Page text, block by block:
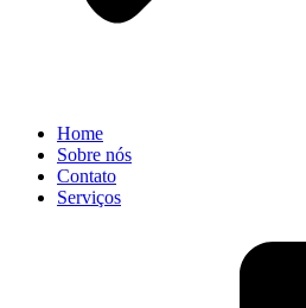
Home
Sobre nós
Contato
Serviços